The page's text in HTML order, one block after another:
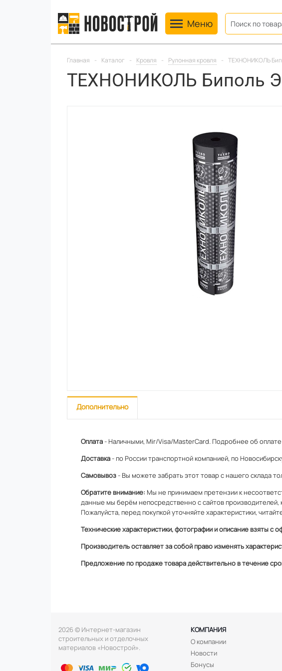
Toggle navigation
Меню
Главная - Каталог - Кровля - Рулонная кровля - ТЕХНОНИКОЛЬ
ТЕХНОНИКОЛЬ Биполь
Дополнительно
Оплата- Наличными, Mir/Visa/MasterCard. Подробнее об
Доставка- по России транспортной компанией, по
Самовывоз- Вы можете забрать этот товар с нашего склада
Обратите внимание: Мы не принимаем претензии к
данные мы берём непосредственно с сайтов
Пожалуйста, перед покупкой уточняйте характеристики,
Технические характеристики, фотографии и описание взяты с
Производитель оставляет за собой право изменять
Предложение по продаже товара действительно в течение
2026 © Интернет-магазин
строительных и отделочных
материалов «Новострой».
КОМПАНИЯ
О компании
Новости
Бонусы